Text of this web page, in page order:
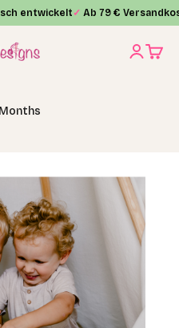
entwickelt ✓ Ab 79 €
Login
Cart